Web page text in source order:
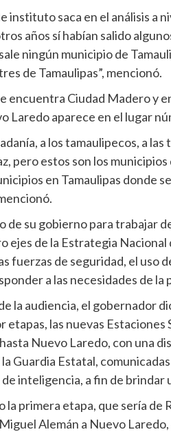
saca en el análisis a
años sí habían salido
ningún municipio de
de Tamaulipas”, mencionó.
encuentra Ciudad Madero y
Laredo aparece en el lugar
a los tamaulipecos, a
pero estos son los
en Tamaulipas donde
su gobierno para trabajar
ejes de la Estrategia Nacional
fuerzas de seguridad, el uso
a las necesidades de la
la audiencia, el gobernador
etapas, las nuevas
Nuevo Laredo, con una
Guardia Estatal,
inteligencia, a fin de
primera etapa, que sería de
Alemán a Nuevo